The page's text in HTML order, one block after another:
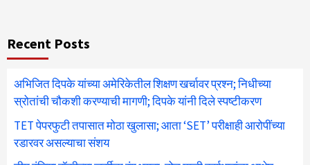
Recent Posts
अभिजित दिपके यांच्या अमेरिकेतील शिक्षण खर्चावर प्रश्न; निधीच्या
स्रोतांची चौकशी करण्याची मागणी; दिपके यांनी दिले स्पष्टीकरण
TET पेपरफुटी तपासात मोठा खुलासा; आता ‘SET’ परीक्षाही आरोपींच्या
रडारवर असल्याचा संशय